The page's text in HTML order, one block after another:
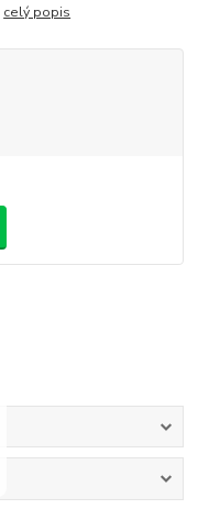
celý popis